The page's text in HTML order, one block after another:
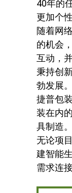
40年的
更加个
随着网
的机会
互动，
秉持创
勃发展。
捷普包
装在内
具制造。
无论项
建智能
需求连